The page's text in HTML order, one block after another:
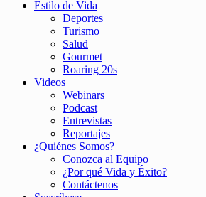
Estilo de Vida
Deportes
Turismo
Salud
Gourmet
Roaring 20s
Videos
Webinars
Podcast
Entrevistas
Reportajes
¿Quiénes Somos?
Conozca al Equipo
¿Por qué Vida y Éxito?
Contáctenos